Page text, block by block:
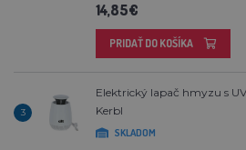
14,85€
PRIDAŤ DO KOŠÍKA
3
Elektrický lapač hmyzu s
Kerbl
SKLADOM